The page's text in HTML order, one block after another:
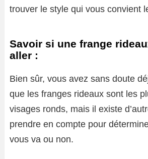
trouver le style qui vous convient
Savoir si une frange
aller :
Bien sûr, vous avez sans doute
que les franges rideaux sont les
visages ronds, mais il existe
prendre en compte pour
vous va ou non.